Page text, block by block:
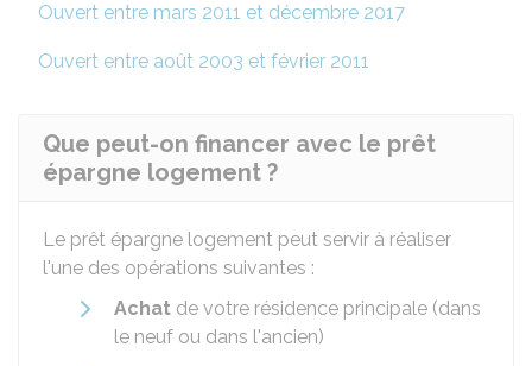
Ouvert entre mars 2011 et décembre 2017
Ouvert entre août 2003 et février 2011
Que peut-on financer avec le prêt
épargne logement ?
Le prêt épargne logement peut servir à réaliser
l'une des opérations suivantes :
Achat de votre résidence principale (dans
le neuf ou dans l'ancien)